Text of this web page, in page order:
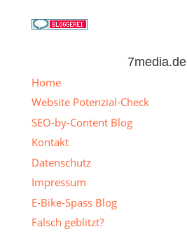
7media.de
Home
Website Potenzial-Check
SEO-by-Content Blog
Kontakt
Datenschutz
Impressum
E-Bike-Spass Blog
Falsch geblitzt?